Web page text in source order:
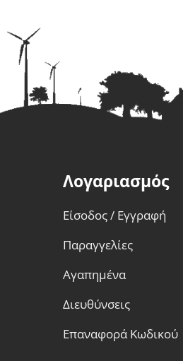
Λογαριασμός
Είσοδος / Εγγραφή
Παραγγελίες
Αγαπημένα
Διευθύνσεις
Επαναφορά Κωδικού